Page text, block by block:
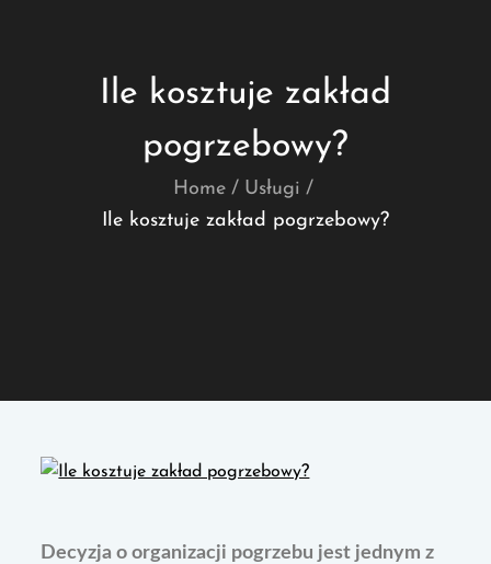
Ile kosztuje zakład
pogrzebowy?
Home
Usługi
Ile kosztuje zakład pogrzebowy?
Decyzja o organizacji pogrzebu jest jednym z